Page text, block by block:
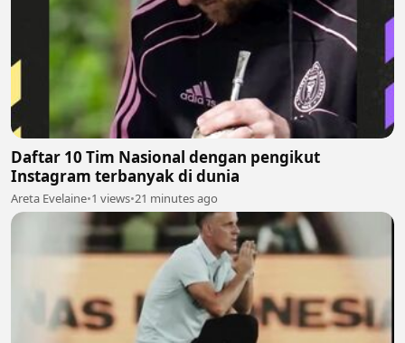
Daftar 10 Tim Nasional dengan pengikut
Instagram terbanyak di dunia
Areta Evelaine•1 views•21 minutes ago